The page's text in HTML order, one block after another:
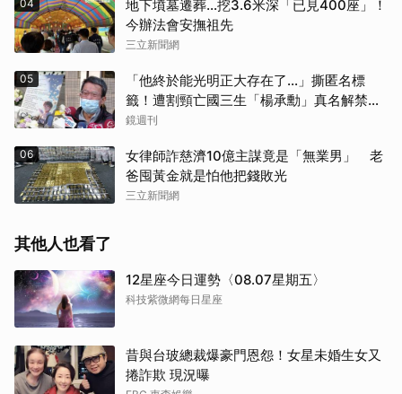
04
地下墳墓遷葬…挖3.6米深「已見400座」！
今辦法會安撫祖先
三立新聞網
05
「他終於能光明正大存在了...」撕匿名標
籤！遭割頸亡國三生「楊承勳」真名解禁
乾妹法庭抗辯引眾怒
鏡週刊
06
女律師詐慈濟10億主謀竟是「無業男」 老
爸囤黃金就是怕他把錢敗光
三立新聞網
其他人也看了
12星座今日運勢〈08.07星期五〉
科技紫微網每日星座
昔與台玻總裁爆豪門恩怨！女星未婚生女又
捲詐欺 現況曝